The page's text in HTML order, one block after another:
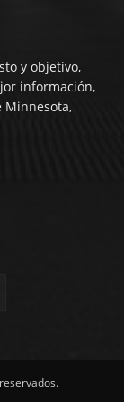
y objetivo,
información,
Minnesota,